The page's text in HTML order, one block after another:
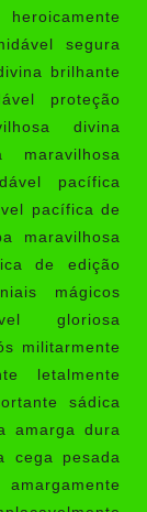
segura
brilhante
proteção
divina
maravilhosa
pacífica
pacífica de
maravilhosa
de edição
mágicos
gloriosa
militarmente
letalmente
sádica
amarga dura
cega pesada